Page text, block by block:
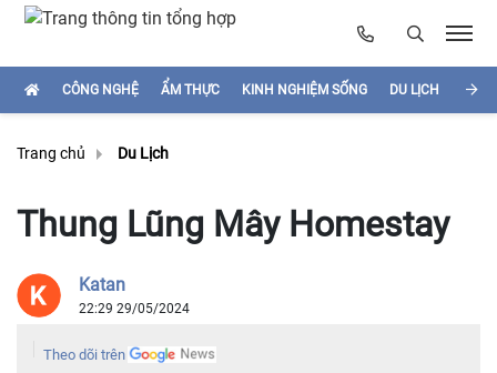
CÔNG NGHỆ ẨM THỰC KINH NGHIỆM SỐNG DU LỊCH
Trang chủ Du Lịch
Thung Lũng Mây Homestay
Katan
22:29 29/05/2024
Theo dõi trên